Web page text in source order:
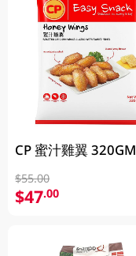
CP 蜜汁雞翼 320GM
$55.00
$47.00